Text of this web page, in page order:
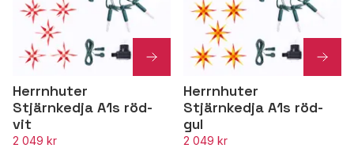
Herrnhuter
Stjärnkedja A1s röd-
vit
2 049 kr
Herrnhuter
Stjärnkedja A1s röd-
gul
2 049 kr